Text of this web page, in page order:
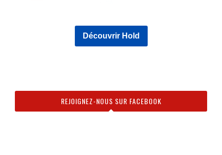
Découvrir Hold
REJOIGNEZ-NOUS SUR FACEBOOK